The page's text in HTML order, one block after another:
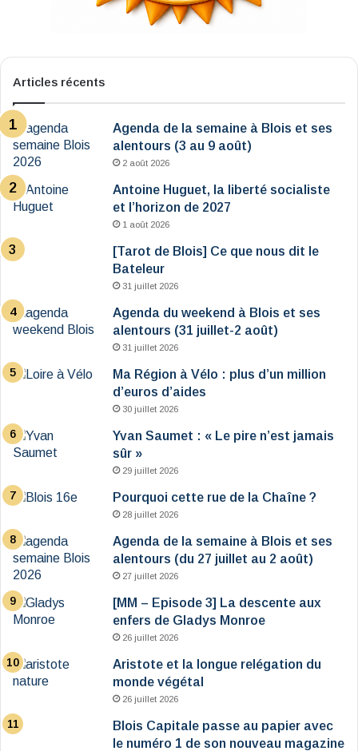
Articles récents
Agenda de la semaine à Blois et ses
alentours (3 au 9 août)
2 août 2026
Antoine Huguet, la liberté socialiste
et l’horizon de 2027
1 août 2026
[Tarot de Blois] Ce que nous dit le
Bateleur
31 juillet 2026
Agenda du weekend à Blois et ses
alentours (31 juillet-2 août)
31 juillet 2026
Ma Région à Vélo : plus d’un million
d’euros d’aides
30 juillet 2026
Yvan Saumet : « Le pire n’est jamais
sûr »
29 juillet 2026
Pourquoi cette rue de la Chaîne ?
28 juillet 2026
Agenda de la semaine à Blois et ses
alentours (du 27 juillet au 2 août)
27 juillet 2026
[MM – Episode 3] La descente aux
enfers de Gladys Monroe
26 juillet 2026
Aristote et la longue relégation du
monde végétal
26 juillet 2026
Blois Capitale passe au papier avec
le numéro 1 de son nouveau magazine